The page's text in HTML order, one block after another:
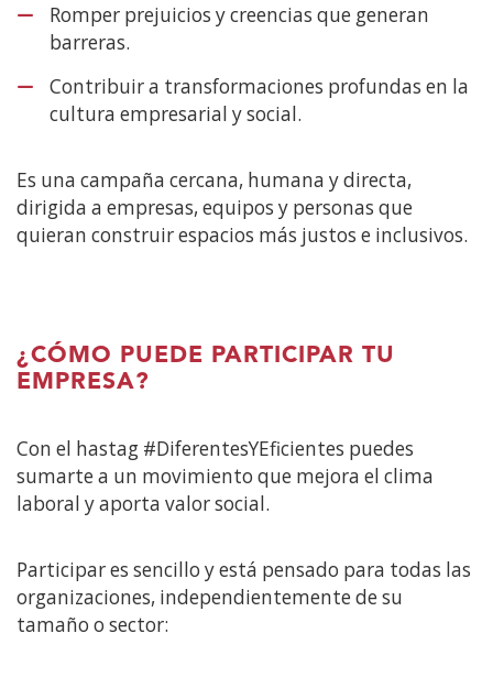
Romper prejuicios y creencias que generan
barreras.
Contribuir a transformaciones profundas en la
cultura empresarial y social.
Es una campaña cercana, humana y directa,
dirigida a empresas, equipos y personas que
quieran construir espacios más justos e inclusivos.
¿CÓMO PUEDE PARTICIPAR TU
EMPRESA?
Con el hastag #DiferentesYEficientes puedes
sumarte a un movimiento que mejora el clima
laboral y aporta valor social.
Participar es sencillo y está pensado para todas las
organizaciones, independientemente de su
tamaño o sector: